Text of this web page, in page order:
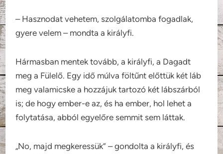
– Hasznodat vehetem, szolgálatomba fogadlak,
gyere velem – mondta a királyfi.
Hármasban mentek tovább, a királyfi, a Dagadt
meg a Fülelő. Egy idő múlva föltűnt előttük két láb
meg valamicske a hozzájuk tartozó két lábszárból
is; de hogy ember-e az, és ha ember, hol lehet a
folytatása, abból egyelőre semmit sem láttak.
„No, majd megkeressük” – gondolta a királyfi, és